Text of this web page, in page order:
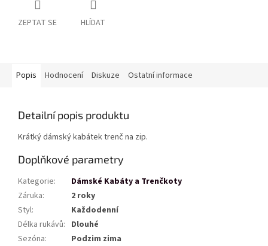
ZEPTAT SE HLÍDAT
Popis Hodnocení Diskuze Ostatní informace
Detailní popis produktu
Krátký dámský kabátek trenč na zip.
Doplňkové parametry
Kategorie:
Dámské Kabáty a Trenčkoty
Záruka:
2 roky
Styl:
Každodenní
Délka rukávů: Dlouhé
Sezóna:
Podzim zima